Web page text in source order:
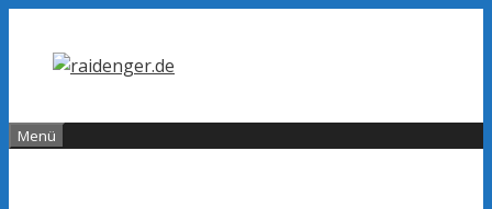
Inhalt
springen
Menü